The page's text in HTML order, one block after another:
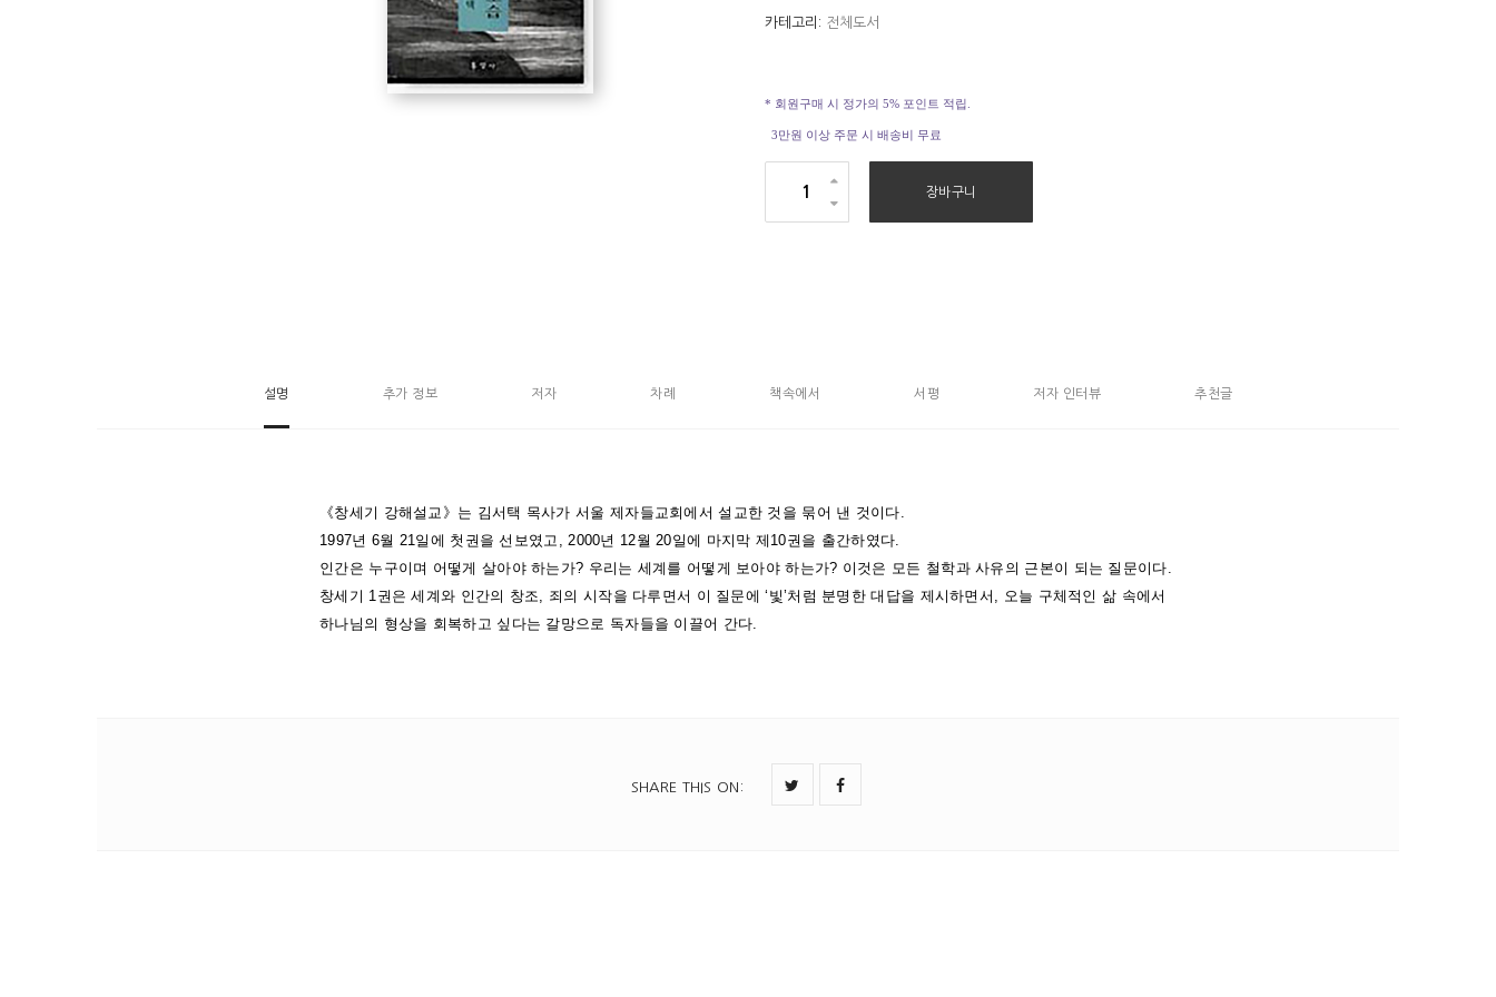
카테고리: 전체도서
* 회원구매 시 정가의 5% 포인트 적립.
3만원 이상 주문 시 배송비 무료
사
습
수
량
장바구니
설명 추가 정보 저자 차례 책속에서 서평 저자 인터뷰 추천글
《창세기 강해설교》는 김서택 목사가 서울 제자들교회에서 설교한 것을 묶어 낸 것이다.
1997년 6월 21일에 첫권을 선보였고, 2000년 12월 20일에 마지막 제10권을 출간하였다.
인간은 누구이며 어떻게 살아야 하는가? 우리는 세계를 어떻게 보아야 하는가? 이것은 모든 철학과 사유의 근본이 되는 질문이다.
창세기 1권은 세계와 인간의 창조, 죄의 시작을 다루면서 이 질문에 ‘빛’처럼 분명한 대답을 제시하면서, 오늘 구체적인 삶 속에서
하나님의 형상을 회복하고 싶다는 갈망으로 독자들을 이끌어 간다.
SHARE THIS ON :